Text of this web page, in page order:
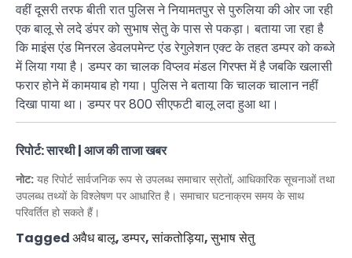
वहीं दूसरी तरफ बीती रात पुलिस ने नियामतपुर से पुरुलिया की ओर जा रही
एक बालू से लदे डंपर को सुभाष सेतु के पास से पकड़ा। बताया जा रहा है
कि माइंस एंड मिनरल डेवलपमेन्ट एंड रेगुलेशन एक्ट के तहत डम्पर को कब्जे
में लिया गया है। डम्पर का चालक विप्लव मंडल गिरफ्त में है जबकि खलासी
फरार होने में कामयाब हो गया। पुलिस ने बताया कि चालक चालान नहीं
दिखा पाया था। डम्पर पर 800 सीएफटी बालू लदा हुआ था।
रिपोर्ट: सारथी | आज की ताजा खबर
नोट: यह रिपोर्ट सार्वजनिक रूप से उपलब्ध समाचार स्रोतों, आधिकारिक सूचनाओं तथा
उपलब्ध तथ्यों के विश्लेषण पर आधारित है। समाचार घटनाक्रम समय के साथ
परिवर्तित हो सकते हैं।
Taggedअवैध बालू,डम्पर,सांकतोड़िया,सुभाष सेतु